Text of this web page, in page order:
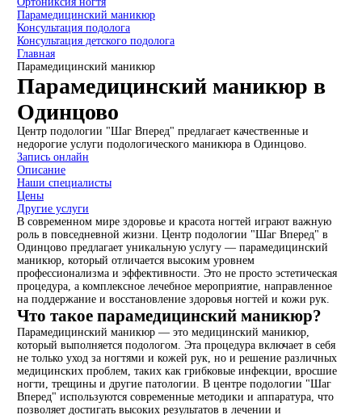
Парамедицинский маникюр
Консультация подолога
Консультация детского подолога
Главная
Парамедицинский маникюр
Парамедицинский маникюр в
Одинцово
Центр подологии "Шаг Вперед" предлагает качественные и
недорогие услуги подологического маникюра в Одинцово.
Запись онлайн
Описание
Наши специалисты
Цены
Другие услуги
В современном мире здоровье и красота ногтей играют важную
роль в повседневной жизни. Центр подологии "Шаг Вперед" в
Одинцово предлагает уникальную услугу — парамедицинский
маникюр, который отличается высоким уровнем
профессионализма и эффективности. Это не просто эстетическая
процедура, а комплексное лечебное мероприятие, направленное
на поддержание и восстановление здоровья ногтей и кожи рук.
Что такое парамедицинский маникюр?
Парамедицинский маникюр — это медицинский маникюр,
который выполняется подологом. Эта процедура включает в себя
не только уход за ногтями и кожей рук, но и решение различных
медицинских проблем, таких как грибковые инфекции, вросшие
ногти, трещины и другие патологии. В центре подологии "Шаг
Вперед" используются современные методики и аппаратура, что
позволяет достигать высоких результатов в лечении и